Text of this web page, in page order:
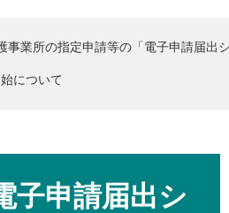
事業所の指定申請等の「電子申請届出
について
子申請届出シ